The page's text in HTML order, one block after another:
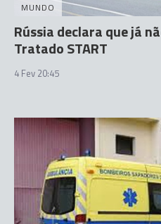
MUNDO
Rússia declara que já
Tratado START
4 Fev 20:45